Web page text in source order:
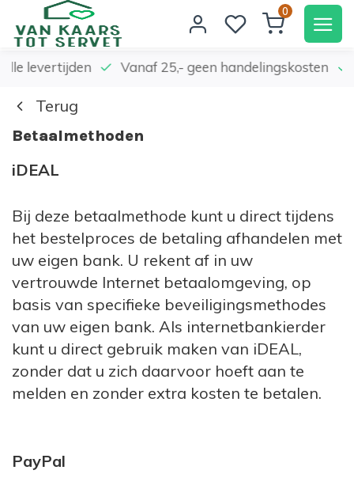
0
levertijden Vanaf 25,- geen handelingskosten
Terug
Betaalmethoden
iDEAL
Bij deze betaalmethode kunt u direct tijdens
het bestelproces de betaling afhandelen met
uw eigen bank. U rekent af in uw
vertrouwde Internet betaalomgeving, op
basis van specifieke beveiligingsmethodes
van uw eigen bank. Als internetbankierder
kunt u direct gebruik maken van iDEAL,
zonder dat u zich daarvoor hoeft aan te
melden en zonder extra kosten te betalen.
PayPal